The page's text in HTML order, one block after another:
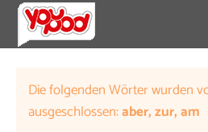
Die folgenden Wörter wurden
ausgeschlossen:aber, zur, am